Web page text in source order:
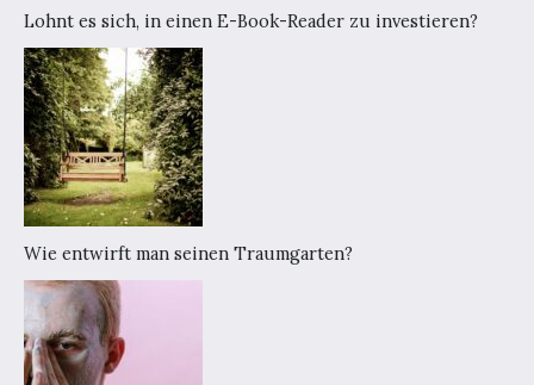
Lohnt es sich, in einen E-Book-Reader zu investieren?
Wie entwirft man seinen Traumgarten?